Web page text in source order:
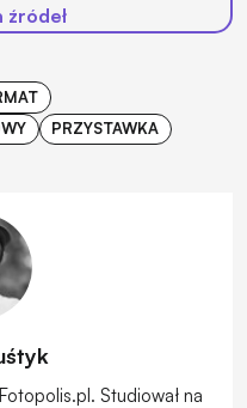
PRZYSTAWKA
Studiował na